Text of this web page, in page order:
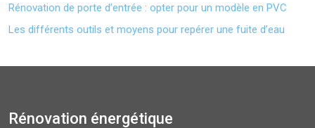
Rénovation de porte d’entrée : opter pour un modèle en PVC
Les différents outils et moyens pour repérer une fuite d’eau
Rénovation énergétique